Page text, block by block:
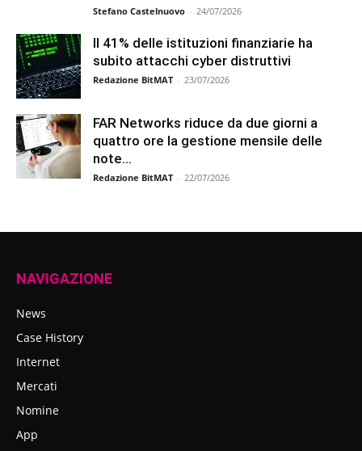
Stefano Castelnuovo - 24/07/2026
Il 41% delle istituzioni finanziarie ha
subito attacchi cyber distruttivi
Redazione BitMAT - 23/07/2026
FAR Networks riduce da due giorni a
quattro ore la gestione mensile delle
note...
Redazione BitMAT - 22/07/2026
NAVIGAZIONE
News
Case History
Internet
Mercati
Nomine
App